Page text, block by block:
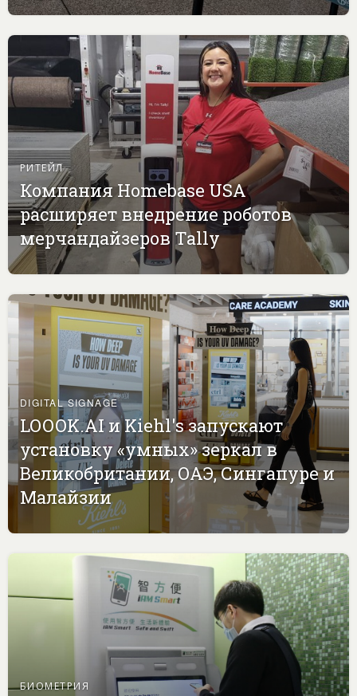
РИТЕЙЛ
Компания Homebase USA
расширяет внедрение роботов
мерчандайзеров Tally
DIGITAL SIGNAGE
LOOOK.AI и Kiehl's запускают
установку «умных» зеркал в
Великобритании, ОАЭ, Сингапуре и
Малайзии
БИОМЕТРИЯ